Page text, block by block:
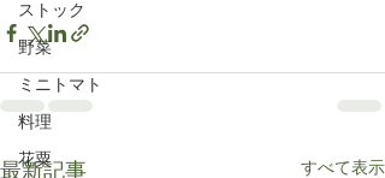
ストック
野菜
ミニトマト
料理
花粟
最新記事 すべて表示